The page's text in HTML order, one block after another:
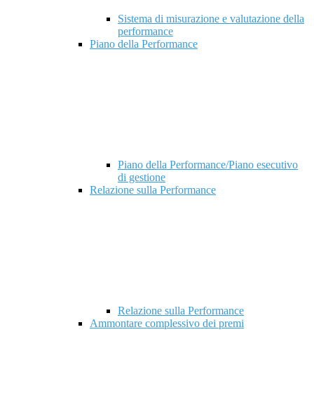
Sistema di misurazione e valutazione della
performance
Piano della Performance
Piano della Performance/Piano esecutivo
di gestione
Relazione sulla Performance
Relazione sulla Performance
Ammontare complessivo dei premi